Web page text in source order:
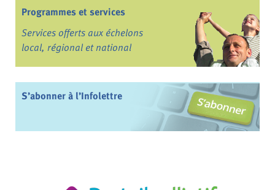
Programmes et services
Services offerts aux échelons
local, régional et national
S’abonner à l’Infolettre